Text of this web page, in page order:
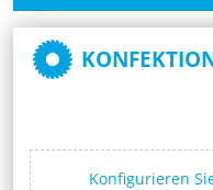
Konfigurieren